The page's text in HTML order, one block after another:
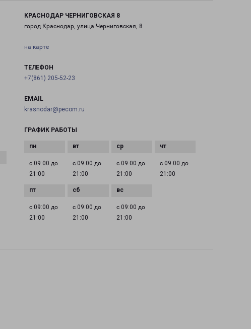
КРАСНОДАР ЧЕРНИГОВСКАЯ 8
город Краснодар, улица Черниговская, 8
на карте
ТЕЛЕФОН
+7(861) 205-52-23
EMAIL
krasnodar@pecom.ru
ГРАФИК РАБОТЫ
с 09:00 до
21:00
с 09:00 до
21:00
с 09:00 до
21:00
с 09:00 до
21:00
с 09:00 до
21:00
с 09:00 до
21:00
с 09:00 до
21:00